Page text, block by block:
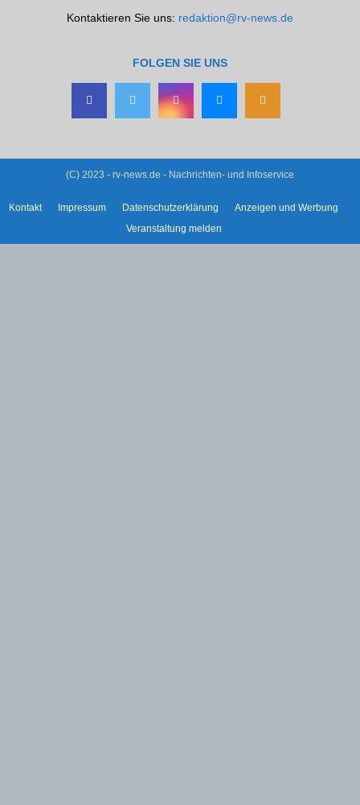
Kontaktieren Sie uns: redaktion@rv-news.de
FOLGEN SIE UNS
(C) 2023 - rv-news.de - Nachrichten- und Infoservice
Kontakt Impressum Datenschutzerklärung
Anzeigen und Werbung
Veranstaltung melden